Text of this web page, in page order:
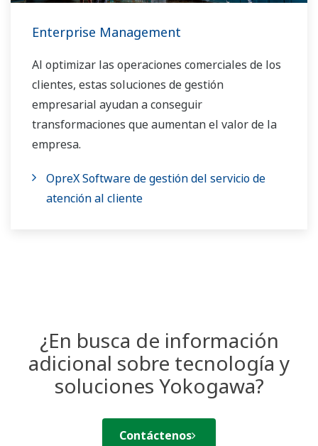
Enterprise Management
Al optimizar las operaciones comerciales de los
clientes, estas soluciones de gestión
empresarial ayudan a conseguir
transformaciones que aumentan el valor de la
empresa.
OpreX Software de gestión del servicio de
atención al cliente
¿En busca de información
adicional sobre tecnología y
soluciones Yokogawa?
Contáctenos